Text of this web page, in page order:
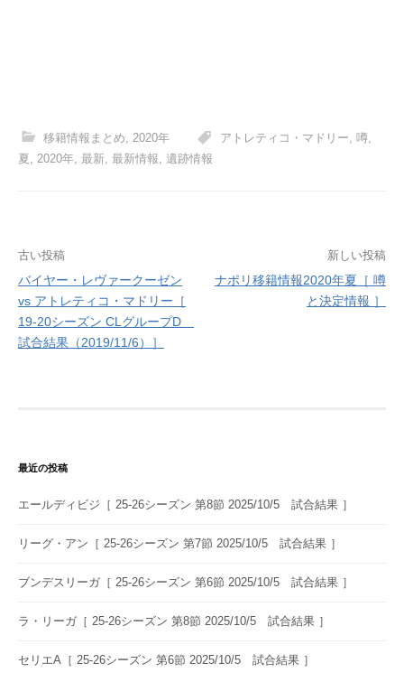
移籍情報まとめ 2020年 アトレティコ・マドリー 噂
夏, 2020年, 最新, 最新情報, 遺跡情報
投
稿
ナ
ビ
ョ
ン
古い投稿
バイヤー・レヴァークーゼン
vs アトレティコ・マドリー［
19-20シーズン CLグループD
試合結果（2019/11/6）］
新しい投稿
ナポリ移籍情報2020年夏［ 噂
と決定情報 ］
最近の投稿
エールディビジ［ 25-26シーズン 第8節 2025/10/5 試合結果 ］
リーグ・アン［ 25-26シーズン 第7節 2025/10/5 試合結果 ］
ブンデスリーガ［ 25-26シーズン 第6節 2025/10/5 試合結果 ］
ラ・リーガ［ 25-26シーズン 第8節 2025/10/5 試合結果 ］
セリエA［ 25-26シーズン 第6節 2025/10/5 試合結果 ］